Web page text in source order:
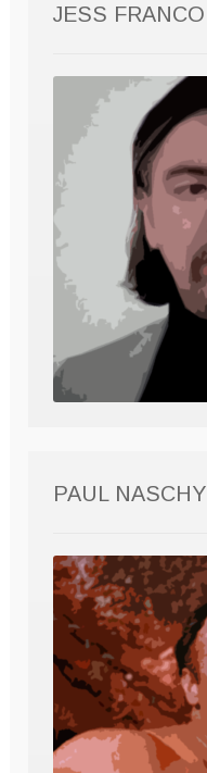
JESS FRANCO
PAUL NASCHY